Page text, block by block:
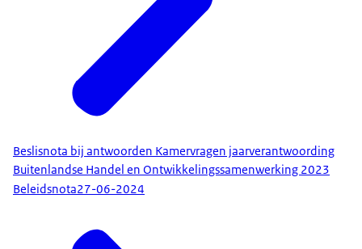
Beslisnota bij antwoorden Kamervragen jaarverantwoording
Buitenlandse Handel en Ontwikkelingssamenwerking 2023
Beleidsnota27-06-2024